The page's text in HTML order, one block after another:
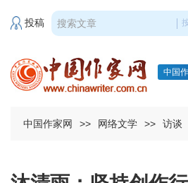
投稿
中国
中国作家网 >> 网络文学 >> 访谈